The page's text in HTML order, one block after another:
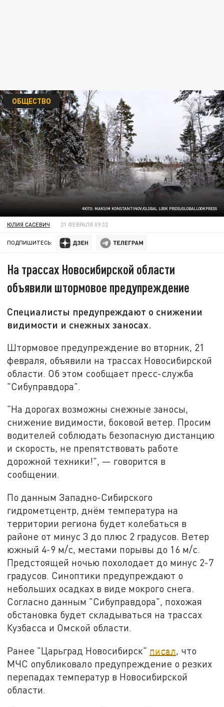
ФОТО: MAKSIM KONSTANTINOV/GLOBAL LOOK PRESS/GLOBALLOOKPRESS
ОБЩЕСТВО
ЮЛИЯ САСЕВИЧ 21 ФЕВРАЛЯ 09:32
ПОДПИШИТЕСЬ:
На трассах Новосибирской области
объявили штормовое предупреждение
Специалисты предупреждают о снижении
видимости и снежных заносах.
Штормовое предупреждение во вторник, 21
февраля, объявили на трассах Новосибирской
области. Об этом сообщает пресс-служба
"Сибуправдора".
"На дорогах возможны снежные заносы,
снижение видимости, боковой ветер. Просим
водителей соблюдать безопасную дистанцию
и скорость, не препятствовать работе
дорожной техники!", — говорится в
сообщении.
По данным Западно-Сибирского
гидрометцентр, днём температура на
территории региона будет колебаться в
районе от минус 3 до плюс 2 градусов. Ветер
южный 4-9 м/с, местами порывы до 16 м/с.
Предстоящей ночью похолодает до минус 2-7
градусов. Синоптики предупреждают о
небольших осадках в виде мокрого снега.
Согласно данным "Сибуправдора", похожая
обстановка будет складываться на трассах
Кузбасса и Омской области.
Ранее "Царьград Новосибирск" писал, что
МЧС опубликовало предупреждение о резких
перепадах температур в Новосибирской
области.